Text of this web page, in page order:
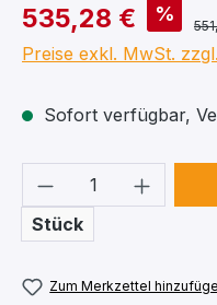
535,28 € %
Preise exkl. MwSt.
Sofort verfügbar,
Produkt
Stück
Zum Merkzettel